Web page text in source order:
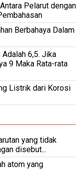
Pelarut dengan
Berbahaya Dalam
6,5. Jika
9 Maka Rata-rata
Listrik dari Korosi
yang tidak
disebut...
atom yang